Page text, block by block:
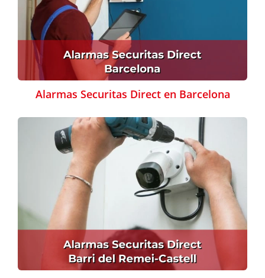
Alarmas Securitas Direct en Barcelona